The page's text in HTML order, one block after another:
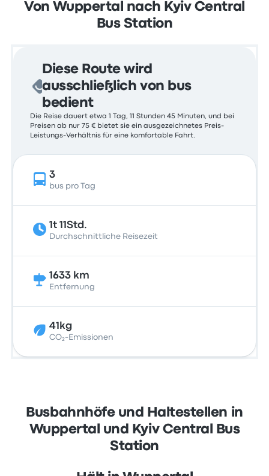
Von Wuppertal nach Kyiv Central
Bus Station
Diese Route wird
ausschließlich von bus
bedient
Die Reise dauert etwa 1 Tag, 11 Stunden 45 Minuten, und bei
Preisen ab nur 75 € bietet sie ein ausgezeichnetes Preis-
Leistungs-Verhältnis für eine komfortable Fahrt.
3
bus pro Tag
1t 11Std.
Durchschnittliche Reisezeit
1633 km
Entfernung
41kg
CO₂-Emissionen
Busbahnhöfe und Haltestellen in
Wuppertal und Kyiv Central Bus
Station